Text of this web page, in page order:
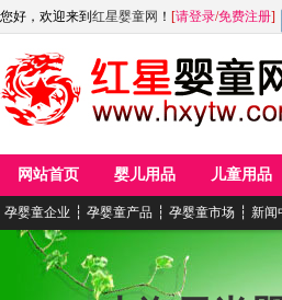
您好，欢迎来到 红星婴童网 ！ [请登录/免费注册]
网站首页 婴儿用品 儿童用品
孕婴童企业 ┆ 孕婴童产品 ┆ 孕婴童市场 ┆ 新闻